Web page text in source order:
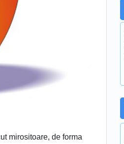
mirositoare, de forma